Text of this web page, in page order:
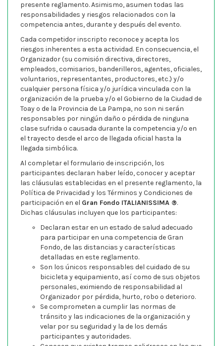
presente reglamento. Asimismo, asumen todas las
responsabilidades y riesgos relacionados con la
competencia antes, durante y después del evento.
Cada competidor inscripto reconoce y acepta los
riesgos inherentes a esta actividad. En consecuencia, el
Organizador (su comisión directiva, directores,
empleados, comisarios, banderilleros, agentes, oficiales,
voluntarios, representantes, productores, etc.) y/o
cualquier persona física y/o jurídica vinculada con la
organización de la prueba y/o el Gobierno de la Ciudad de
Toay o de la Provincia de La Pampa, no son ni serán
responsables por ningún daño o pérdida de ninguna
clase sufrida o causada durante la competencia y/o en
el trayecto desde el arco de llegada oficial hasta la
llegada simbólica.
Al completar el formulario de inscripción, los
participantes declaran haber leído, conocer y aceptar
las cláusulas establecidas en el presente reglamento, la
Política de Privacidad y los Términos y Condiciones de
participación en el Gran Fondo ITALIANISSIMA ®.
Dichas cláusulas incluyen que los participantes:
Declaran estar en un estado de salud adecuado
para participar en una competencia de Gran
Fondo, de las distancias y características
detalladas en este reglamento.
Son los únicos responsables del cuidado de su
bicicleta y equipamiento, así como de sus objetos
personales, eximiendo de responsabilidad al
Organizador por pérdida, hurto, robo o deterioro.
Se comprometen a cumplir las normas de
tránsito y las indicaciones de la organización y
velar por su seguridad y la de los demás
participantes y autoridades.